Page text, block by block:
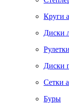
Круги
Диски
Рулетки
Диски
Сетки
Буры